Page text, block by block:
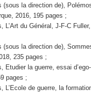
(sous la direction de),
2016, 195 pages ;
L’Art du Général, J-F-C
(sous la direction de),
235 pages ;
Etudier la guerre, essai
pages ;
L’Ecole de guerre, la